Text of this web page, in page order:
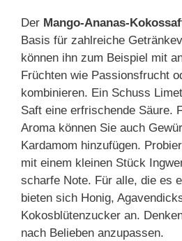
Der Mango-Ananas-
Basis für zahlreiche
können ihn zum Beispiel mit
Früchten wie Passionsfrucht
kombinieren. Ein Schuss
Saft eine erfrischende Säure.
Aroma können Sie auch
Kardamom hinzufügen.
mit einem kleinen Stück
scharfe Note. Für alle, die es
bieten sich Honig,
Kokosblütenzucker an.
nach Belieben anzupassen.